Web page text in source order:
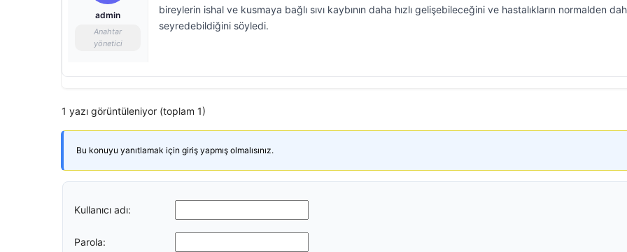
admin
Anahtar
yönetici
bireylerin ishal ve kusmaya bağlı sıvı kaybının daha hızlı gelişebileceğini ve hastalıkların normalden
seyredebildiğini söyledi.
1 yazı görüntüleniyor (toplam 1)
Bu konuyu yanıtlamak için giriş yapmış olmalısınız.
Kullanıcı adı:
Parola: